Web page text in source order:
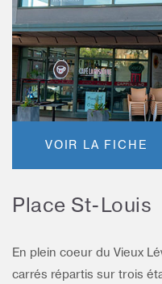
VOIR LA FICHE
Place St-Louis
En plein coeur du Vieux
carrés répartis sur trois